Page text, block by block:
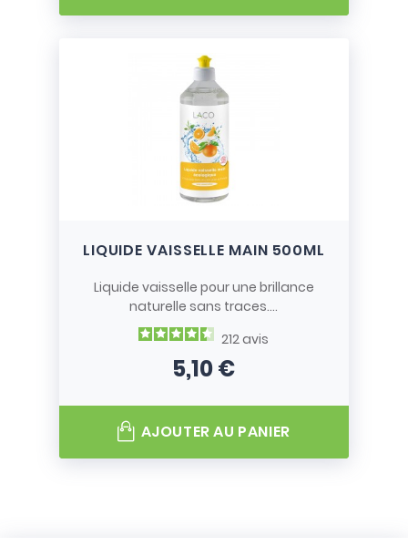
LIQUIDE VAISSELLE MAIN 500ML
Liquide vaisselle pour une brillance
naturelle sans traces....
212avis
Prix
5,10 €
AJOUTER AU PANIER